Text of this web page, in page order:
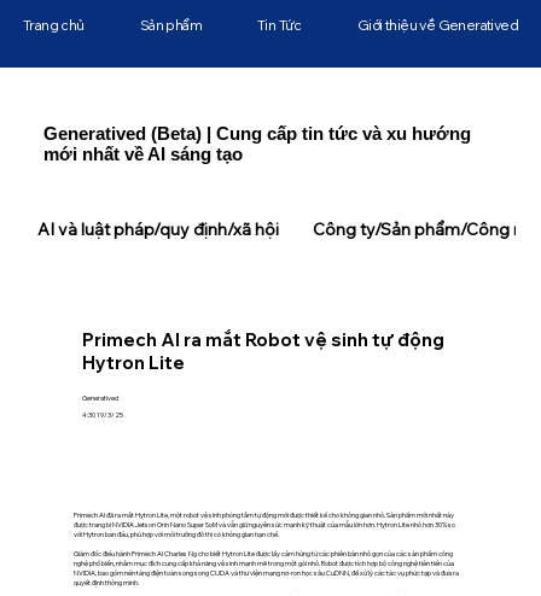
Generatived (Beta) | Cung cấp tin tức và xu hướng
mới nhất về AI sáng tạo
Primech AI ra mắt Robot vệ sinh tự động
Hytron Lite
Generatived
4:30 19/3/25
Primech AI đã ra mắt Hytron Lite, một robot vệ sinh phòng tắm tự động mới được thiết kế cho không gian nhỏ. Sản phẩm mới nhất này
được trang bị NVIDIA Jetson Orin Nano Super SoM và vẫn giữ nguyên sức mạnh kỹ thuật của mẫu lớn hơn. Hytron Lite nhỏ hơn 30% so
với Hytron ban đầu, phù hợp với môi trường đô thị có không gian hạn chế.
Giám đốc điều hành Primech AI Charles Ng cho biết Hytron Lite được lấy cảm hứng từ các phiên bản nhỏ gọn của các sản phẩm công
nghệ phổ biến, nhằm mục đích cung cấp khả năng vệ sinh mạnh mẽ trong một gói nhỏ. Robot được tích hợp bộ công nghệ tiên tiến của
NVIDIA, bao gồm nền tảng điện toán song song CUDA và thư viện mạng nơ-ron học sâu CuDNN, để xử lý các tác vụ phức tạp và đưa ra
quyết định thông minh.
Trang chủ Sản phẩm Tin Tức Giới thiệu về Generatived
AI và luật pháp/quy định/xã hội Công ty/Sản phẩm/Công